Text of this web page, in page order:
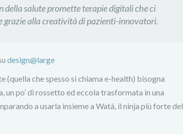
della salute promette terapie digitali che ci
grazie alla creatività di pazienti-innovatori.
design@large
che spesso si chiama e-health) bisogna
un po’ di rossetto ed eccola trasformata in una
a usarla insieme a Watà, il ninja più forte del